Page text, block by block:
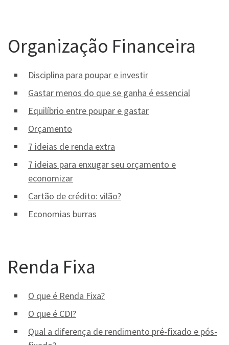
Organização Financeira
Disciplina para poupar e investir
Gastar menos do que se ganha é essencial
Equilíbrio entre poupar e gastar
Orçamento
7 ideias de renda extra
7 ideias para enxugar seu orçamento e
economizar
Cartão de crédito: vilão?
Economias burras
Renda Fixa
O que é Renda Fixa?
O que é CDI?
Qual a diferença de rendimento pré-fixado e pós-